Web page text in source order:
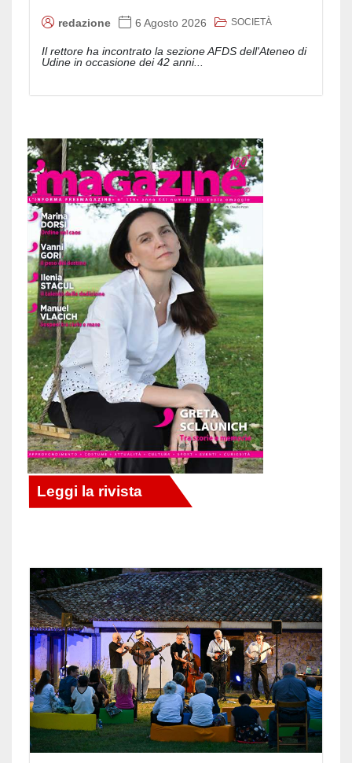
redazione 6 Agosto 2026 SOCIETÀ
Il rettore ha incontrato la sezione AFDS dell'Ateneo di
Udine in occasione dei 42 anni...